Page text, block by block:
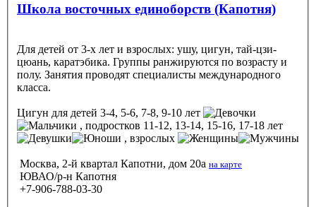
Школа восточных единоборств (Капотня)
Для детей от 3-х лет и взрослых: ушу, цигун, тай-цзи-
цюань, каратэбика. Группы ранжируются по возрасту и
полу. Занятия проводят специалисты международного
класса.
Цигун для детей 3-4, 5-6, 7-8, 9-10 лет
, подростков 11-12, 13-14, 15-16, 17-18 лет
, взрослых
Москва, 2-й квартал Капотни, дом 20а на карте
ЮВАО/р-н Капотня
+7-906-788-03-30